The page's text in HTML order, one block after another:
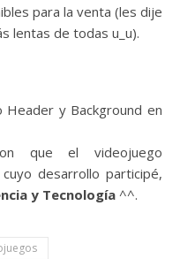
para la venta (les dije
lentas de todas u_u).
y Background en
que el videojuego
desarrollo participé,
y Tecnología ^^.